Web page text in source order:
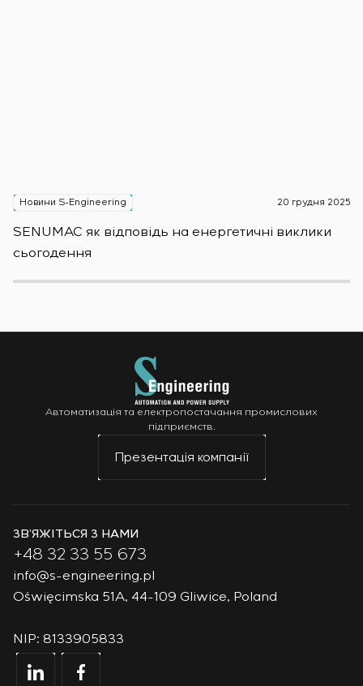
Новини S-Engineering 20 грудня 2025
SENUMAC як відповідь на енергетичні виклики
сьогодення
Автоматизація та електропостачання промислових
підприємств.
Презентація компанії
ЗВ’ЯЖІТЬСЯ З НАМИ
+48 32 33 55 673
info@s-engineering.pl
Oświęcimska 51A, 44-109 Gliwice, Poland
NIP: 8133905833